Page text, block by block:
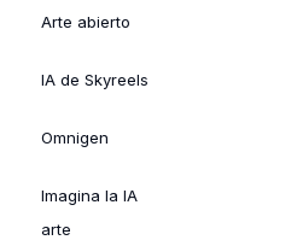
Arte abierto
IA de Skyreels
Omnigen
Imagina la IA
arte